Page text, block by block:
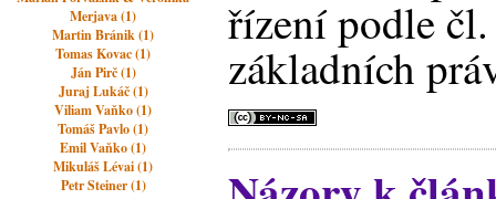
Merjava (1)
Martin Bránik (1)
Tomas Kovac (1)
Ján Pirč (1)
Juraj Lukáč (1)
Viliam Vaňko (1)
Tomáš Pavlo (1)
Emil Vaňko (1)
Mikuláš Lévai (1)
Petr Steiner (1)
řízení podle
základních